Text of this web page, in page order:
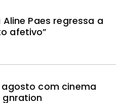
Paes regressa a
afetivo”
com cinema